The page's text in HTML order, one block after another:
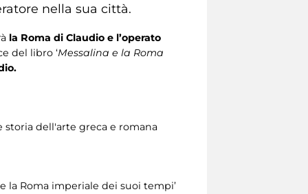
nella sua città.
la Roma di Claudio e l’operato
del libro ‘Messalina e la Roma
storia dell'arte greca e romana
la Roma imperiale dei suoi tempi’